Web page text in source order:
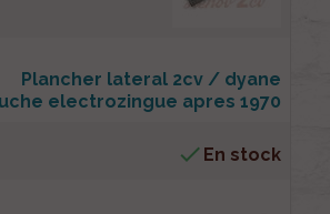
Plancher lateral 2cv / dyane
electrozingue apres 1970
 En stock